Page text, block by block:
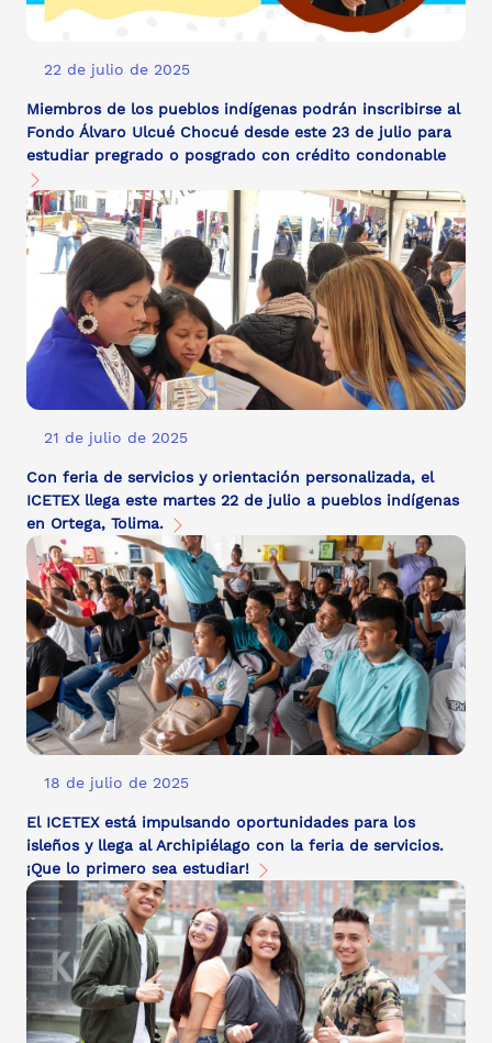
22 de julio de 2025
Miembros de los pueblos indígenas podrán inscribirse al
Fondo Álvaro Ulcué Chocué desde este 23 de julio para
estudiar pregrado o posgrado con crédito condonable
21 de julio de 2025
Con feria de servicios y orientación personalizada, el
ICETEX llega este martes 22 de julio a pueblos indígenas
en Ortega, Tolima.
18 de julio de 2025
El ICETEX está impulsando oportunidades para los
isleños y llega al Archipiélago con la feria de servicios.
¡Que lo primero sea estudiar!